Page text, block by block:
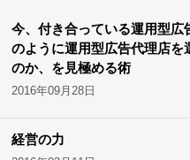
今、付き合っている運用型
のように運用型広告代理店
のか、を見極める術
2016年09月28日
経営の力